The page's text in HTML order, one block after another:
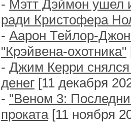
- Мэтт Дэймон
ради Кристофера
- Аарон Тейлор-
"Крэйвена-охотника"
- Джим Керри
денег [11 декабря
- "Веном 3:
проката[11 ноября